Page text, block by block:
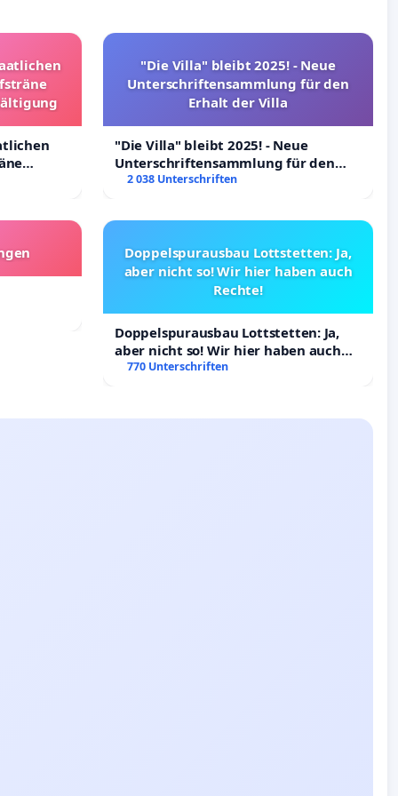
"Die Villa" bleibt 2025! - Neue
Unterschriftensammlung für den
Erhalt der Villa
"Die Villa" bleibt 2025! - Neue
Unterschriftensammlung für den
Erhalt der Villa
2 038 Unterschriften
Doppelspurausbau Lottstetten: Ja,
aber nicht so! Wir hier haben auch
Rechte!
Doppelspurausbau Lottstetten: Ja,
aber nicht so! Wir hier haben auch
Rechte!
770 Unterschriften